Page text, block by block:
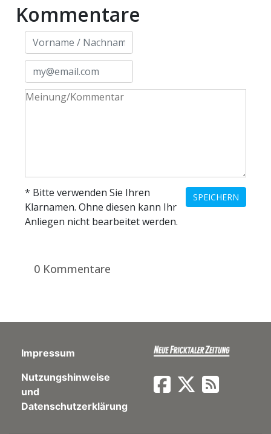
Kommentare
SPEICHERN
* Bitte verwenden Sie Ihren
Klarnamen. Ohne diesen kann Ihr
Anliegen nicht bearbeitet werden.
0 Kommentare
Impressum
Nutzungshinweise
und
Datenschutzerklärung